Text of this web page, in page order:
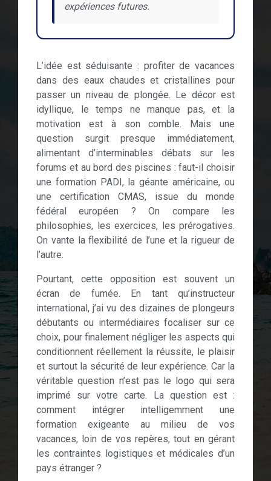
expériences futures.
L’idée est séduisante : profiter de vacances
dans des eaux chaudes et cristallines pour
passer un niveau de plongée. Le décor est
idyllique, le temps ne manque pas, et la
motivation est à son comble. Mais une
question surgit presque immédiatement,
alimentant d’interminables débats sur les
forums et au bord des piscines : faut-il choisir
une formation PADI, la géante américaine, ou
une certification CMAS, issue du monde
fédéral européen ? On compare les
philosophies, les exercices, les prérogatives.
On vante la flexibilité de l’une et la rigueur de
l’autre.
Pourtant, cette opposition est souvent un
écran de fumée. En tant qu’instructeur
international, j’ai vu des dizaines de plongeurs
débutants ou intermédiaires focaliser sur ce
choix, pour finalement négliger les aspects qui
conditionnent réellement la réussite, le plaisir
et surtout la sécurité de leur expérience. Car la
véritable question n’est pas le logo qui sera
imprimé sur votre carte. La question est :
comment intégrer intelligemment une
formation exigeante au milieu de vos
vacances, loin de vos repères, tout en gérant
les contraintes logistiques et médicales d’un
pays étranger ?